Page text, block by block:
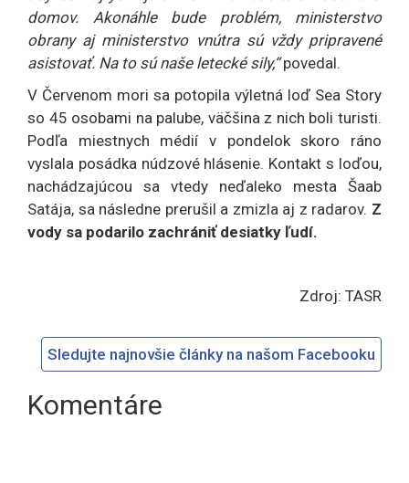
domov. Akonáhle bude problém, ministerstvo
obrany aj ministerstvo vnútra sú vždy pripravené
asistovať. Na to sú naše letecké sily,“povedal.
V Červenom mori sa potopila výletná loď Sea Story
so 45 osobami na palube, väčšina z nich boli turisti.
Podľa miestnych médií v pondelok skoro ráno
vyslala posádka núdzové hlásenie. Kontakt s loďou,
nachádzajúcou sa vtedy neďaleko mesta Šaab
Satája, sa následne prerušil a zmizla aj z radarov. Z
vody sa podarilo zachrániť desiatky ľudí.
Zdroj: TASR
Sledujte najnovšie články na našom Facebooku
Komentáre